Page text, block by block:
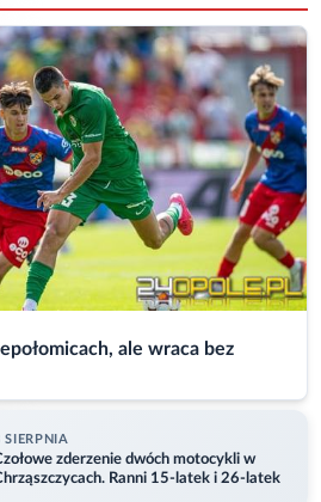
ale wraca bez
SIERPNIA
zderzenie dwóch motocykli w
Ranni 15-latek i 26-latek